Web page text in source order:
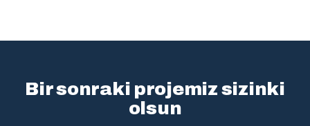
Bir sonraki projemiz sizinki
olsun